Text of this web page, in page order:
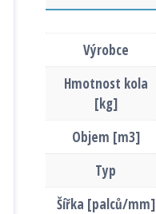
Výrobce
Hmotnost kola
[kg]
Objem [m3]
Typ
Šířka [palců/mm]